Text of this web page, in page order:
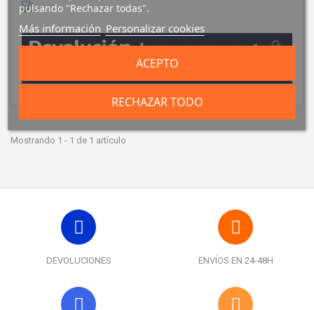
Mostrando 1 - 1 de 1 artículo
DEVOLUCIONES ENVÍOS EN 24-48H
pulsando "Rechazar todas".
Más información Personalizar cookies
RECHAZAR TODO
ACEPTO